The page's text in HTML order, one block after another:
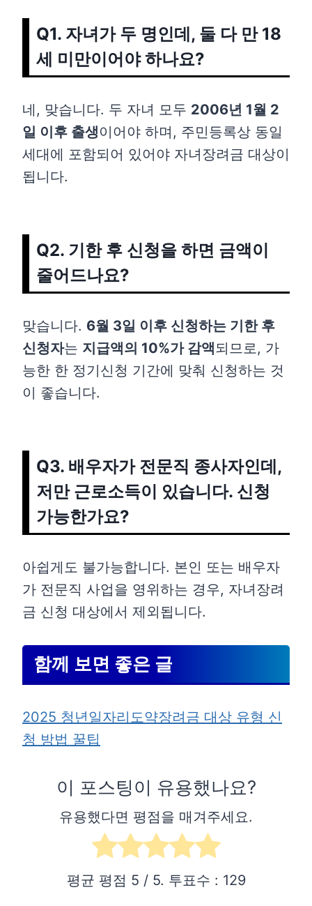
Q1. 자녀가 두 명인데, 둘 다 만 18
세 미만이어야 하나요?
네, 맞습니다. 두 자녀 모두 2006년 1월 2
일 이후 출생이어야 하며, 주민등록상 동일
세대에 포함되어 있어야 자녀장려금 대상이
됩니다.
Q2. 기한 후 신청을 하면 금액이
줄어드나요?
맞습니다. 6월 3일 이후 신청하는 기한 후
신청자는 지급액의 10%가 감액되므로, 가
능한 한 정기신청 기간에 맞춰 신청하는 것
이 좋습니다.
Q3. 배우자가 전문직 종사자인데,
저만 근로소득이 있습니다. 신청
가능한가요?
아쉽게도 불가능합니다. 본인 또는 배우자
가 전문직 사업을 영위하는 경우, 자녀장려
금 신청 대상에서 제외됩니다.
함께 보면 좋은 글
2025 청년일자리도약장려금 대상 유형 신
청 방법 꿀팁
이 포스팅이 유용했나요?
유용했다면 평점을 매겨주세요.
평균 평점 5 / 5. 투표수 : 129